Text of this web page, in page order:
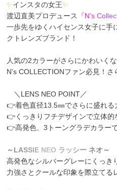
✨インスタの女王✨
渡辺直美プロデュース
『N’s Collec
一歩先をゆくハイセンス女子に手
クトレンズブランド！
人気の2カラーがさらにかわいく
N’s COLLECTIONファン必見！さ
＼LENS NEO POINT／
👉着色直径13.5㎜でさらに盛れる
👉くっきりフチデザインで立体的
👉高発色、3トーングラデカラー
～LASSIE NEO ラ ッシー ネオ ～
高発色なシルバーグレーにくっき
力強さとクールな印象を際立てる